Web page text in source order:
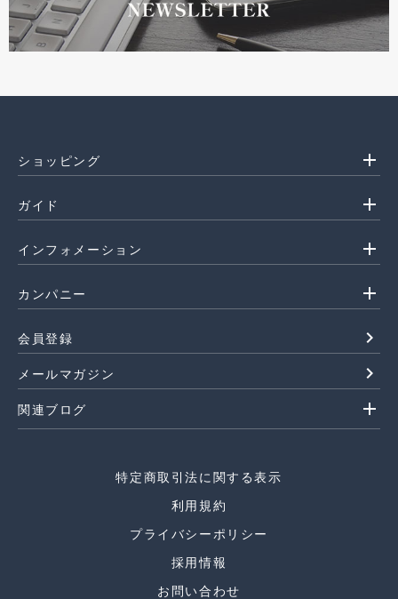
ショッピング add
ガイド add
インフォメーション add
カンパニー add
会員登録 navigate_next
メールマガジン navigate_next
関連ブログ add
特定商取引法に関する表示
利用規約
プライバシーポリシー
採用情報
お問い合わせ